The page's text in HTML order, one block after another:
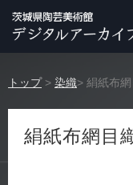
トップ > 染織> 絹紙布
絹紙布網目